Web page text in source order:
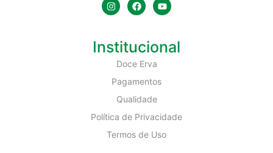
Institucional
Doce Erva
Pagamentos
Qualidade
Política de Privacidade
Termos de Uso